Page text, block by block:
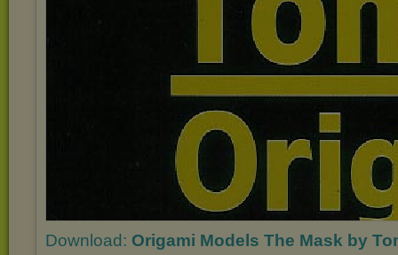
Download: Origami Models The Mask by